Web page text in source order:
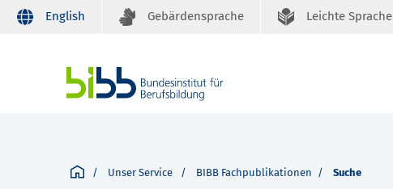
English Gebärdensprache Leichte Sprache
Unser Service BIBB Fachpublikationen Suche